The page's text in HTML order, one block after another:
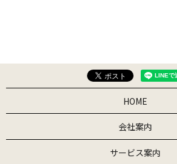
HOME
会社案内
サービス案内